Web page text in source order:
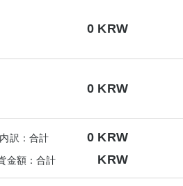
0 KRW
0 KRW
訳：合計 0 KRW
金額：合計 KRW